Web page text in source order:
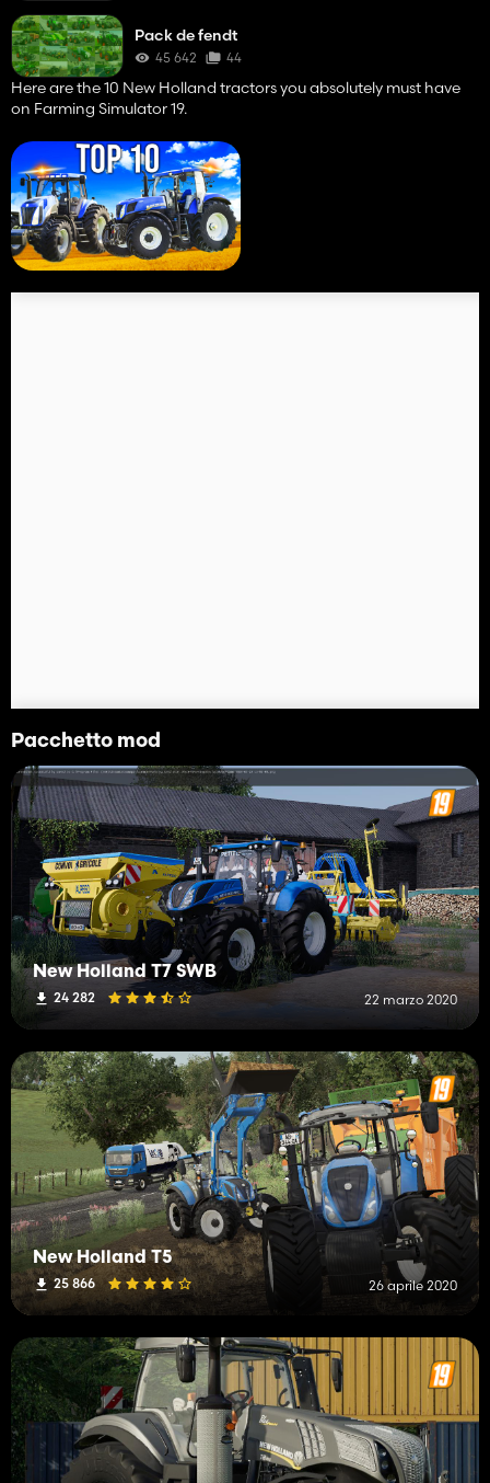
Here are the 10 New Holland tractors you absolutely must have
on Farming Simulator 19.
Pacchetto mod
New Holland T7 SWB
24 282 22 marzo 2020
New Holland T5
25 866 26 aprile 2020
Pack de fendt
45 642 44